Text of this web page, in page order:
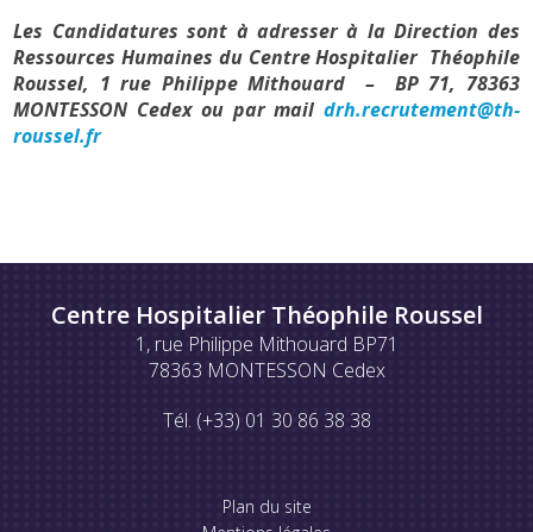
Les Candidatures sont à adresser à la Direction des
Ressources Humaines du Centre Hospitalier Théophile
Roussel, 1 rue Philippe Mithouard – BP 71, 78363
MONTESSON Cedex ou par mail drh.recrutement@th-
roussel.fr
Centre Hospitalier Théophile Roussel
1, rue Philippe Mithouard BP71
78363 MONTESSON Cedex
Tél. (+33) 01 30 86 38 38
Plan du site